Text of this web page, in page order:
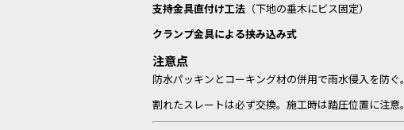
支持金具直付け工法 （下地の垂木にビス固定）
クランプ金具による挟み込み式
注意点
防水パッキンとコーキング材の併用で雨水侵入を防ぐ。
割れたスレートは必ず交換。施工時は踏圧位置に注意。